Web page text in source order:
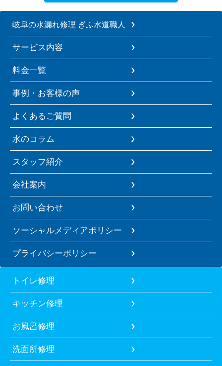
岐阜の水漏れ修理 ぎふ水道職人
サービス内容
料金一覧
事例・お客様の声
よくあるご質問
水のコラム
スタッフ紹介
会社案内
お問い合わせ
ソーシャルメディアポリシー
プライバシーポリシー
トイレ修理
キッチン修理
お風呂修理
洗面所修理